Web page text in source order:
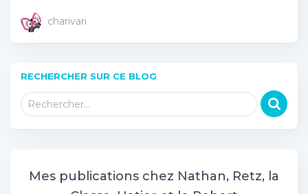
charivari
RECHERCHER SUR CE BLOG
R Rechercher…
Mes publications chez Nathan, Retz, la